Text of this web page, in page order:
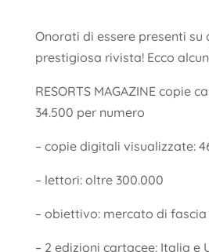
Onorati di essere presenti su
prestigiosa rivista! Ecco
RESORTS MAGAZINE copie
34.500 per numero
– copie digitali visualizzate:
– lettori: oltre 300.000
– obiettivo: mercato di
– 2 edizioni cartacee: Italia e